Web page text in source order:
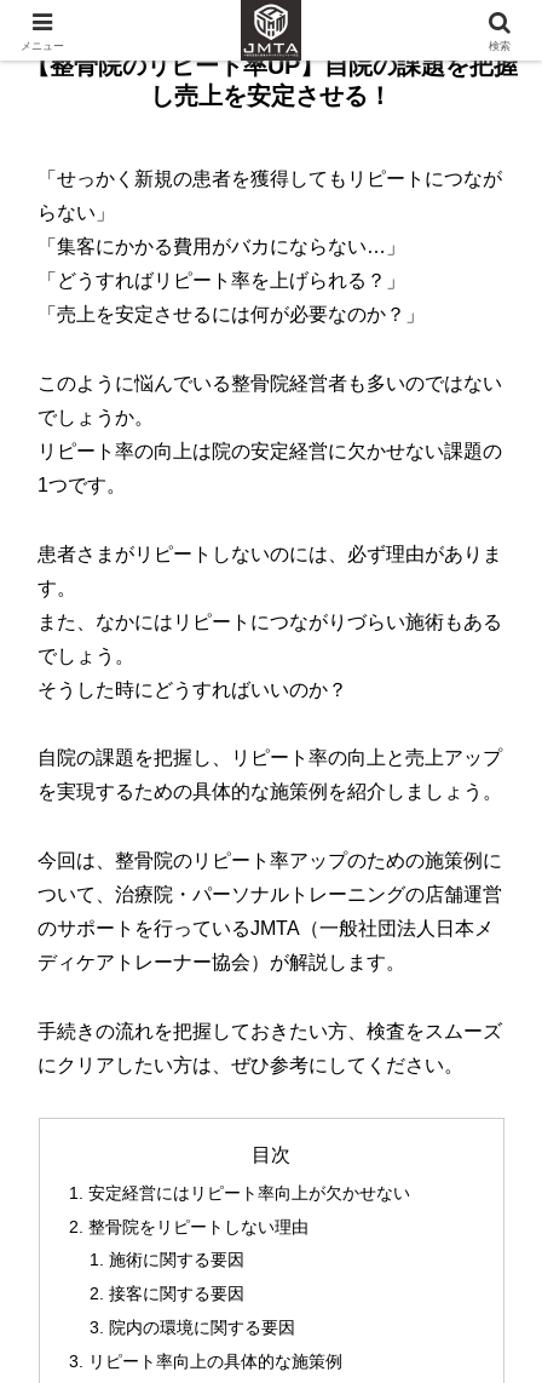
【整骨院のリピート率UP】自院の課題を把握
し売上を安定させる！
「せっかく新規の患者を獲得してもリピートにつなが
らない」
「集客にかかる費用がバカにならない…」
「どうすればリピート率を上げられる？」
「売上を安定させるには何が必要なのか？」
このように悩んでいる整骨院経営者も多いのではない
でしょうか。
リピート率の向上は院の安定経営に欠かせない課題の
1つです。
患者さまがリピートしないのには、必ず理由がありま
す。
また、なかにはリピートにつながりづらい施術もある
でしょう。
そうした時にどうすればいいのか？
自院の課題を把握し、リピート率の向上と売上アップ
を実現するための具体的な施策例を紹介しましょう。
今回は、整骨院のリピート率アップのための施策例に
ついて、治療院・パーソナルトレーニングの店舗運営
のサポートを行っているJMTA（一般社団法人日本メ
ディケアトレーナー協会）が解説します。
手続きの流れを把握しておきたい方、検査をスムーズ
にクリアしたい方は、ぜひ参考にしてください。
目次
安定経営にはリピート率向上が欠かせない
整骨院をリピートしない理由
施術に関する要因
接客に関する要因
院内の環境に関する要因
リピート率向上の具体的な施策例
メニュー 検索